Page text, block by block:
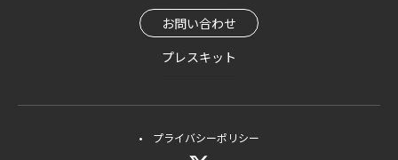
お問い合わせ
プレスキット
プライバシーポリシー